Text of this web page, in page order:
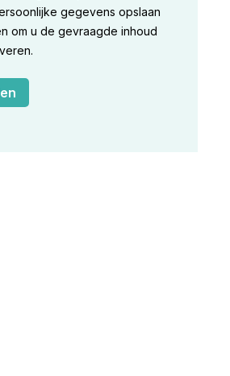
gegevens opslaan
om u de gevraagde inhoud